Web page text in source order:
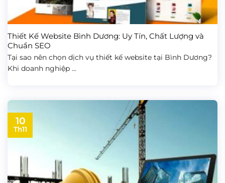
Thiết Kế Website Bình Dương: Uy Tín, Chất Lượng và
Chuẩn SEO
Tại sao nên chọn dịch vụ thiết kế website tại Bình Dương?
Khi doanh nghiệp ...
10
Th11